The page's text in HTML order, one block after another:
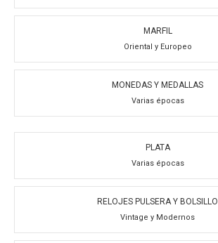
MARFIL
Oriental y Europeo
MONEDAS Y MEDALLAS
Varias épocas
PLATA
Varias épocas
RELOJES PULSERA Y BOLSILLO
Vintage y Modernos